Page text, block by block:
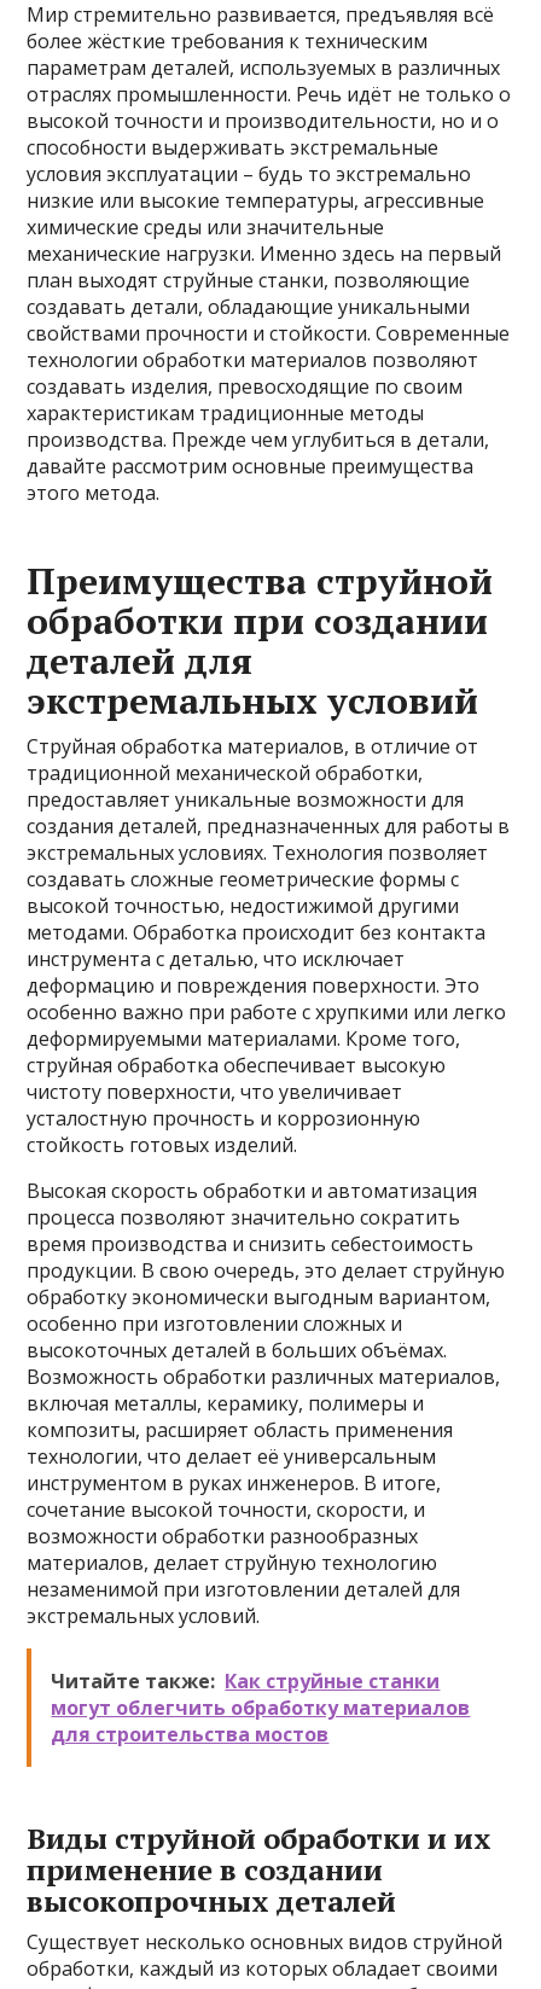
Мир стремительно развивается, предъявляя всё
более жёсткие требования к техническим
параметрам деталей, используемых в различных
отраслях промышленности. Речь идёт не только о
высокой точности и производительности, но и о
способности выдерживать экстремальные
условия эксплуатации – будь то экстремально
низкие или высокие температуры, агрессивные
химические среды или значительные
механические нагрузки. Именно здесь на первый
план выходят струйные станки, позволяющие
создавать детали, обладающие уникальными
свойствами прочности и стойкости. Современные
технологии обработки материалов позволяют
создавать изделия, превосходящие по своим
характеристикам традиционные методы
производства. Прежде чем углубиться в детали,
давайте рассмотрим основные преимущества
этого метода.
Преимущества струйной
обработки при создании
деталей для
экстремальных условий
Струйная обработка материалов, в отличие от
традиционной механической обработки,
предоставляет уникальные возможности для
создания деталей, предназначенных для работы в
экстремальных условиях. Технология позволяет
создавать сложные геометрические формы с
высокой точностью, недостижимой другими
методами. Обработка происходит без контакта
инструмента с деталью, что исключает
деформацию и повреждения поверхности. Это
особенно важно при работе с хрупкими или легко
деформируемыми материалами. Кроме того,
струйная обработка обеспечивает высокую
чистоту поверхности, что увеличивает
усталостную прочность и коррозионную
стойкость готовых изделий.
Высокая скорость обработки и автоматизация
процесса позволяют значительно сократить
время производства и снизить себестоимость
продукции. В свою очередь, это делает струйную
обработку экономически выгодным вариантом,
особенно при изготовлении сложных и
высокоточных деталей в больших объёмах.
Возможность обработки различных материалов,
включая металлы, керамику, полимеры и
композиты, расширяет область применения
технологии, что делает её универсальным
инструментом в руках инженеров. В итоге,
сочетание высокой точности, скорости, и
возможности обработки разнообразных
материалов, делает струйную технологию
незаменимой при изготовлении деталей для
экстремальных условий.
Читайте также: Как струйные станки
могут облегчить обработку материалов
для строительства мостов
Виды струйной обработки и их
применение в создании
высокопрочных деталей
Существует несколько основных видов струйной
обработки, каждый из которых обладает своими